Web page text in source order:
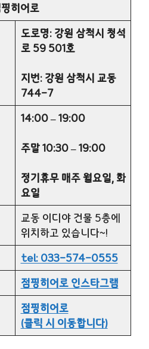
히어로
도로명: 강원 삼척시 청석
로 59 501호
지번: 강원 삼척시 교동
744-7
14:00 – 19:00
주말 10:30 – 19:00
정기휴무 매주 월요일, 화
요일
교동 이디야 건물 5층에
위치하고 있습니다~!
tel: 033-574-0555
점핑히어로 인스타그램
점핑히어로
(클릭 시 이동합니다)